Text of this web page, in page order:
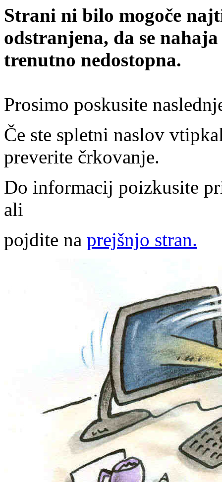
Strani ni bilo mogoče
odstranjena, da se
trenutno nedostopna.
Prosimo poskusite
Če ste spletni naslov
preverite črkovanje.
Do informacij poizkusite
ali
pojdite na prejšnjo stran.